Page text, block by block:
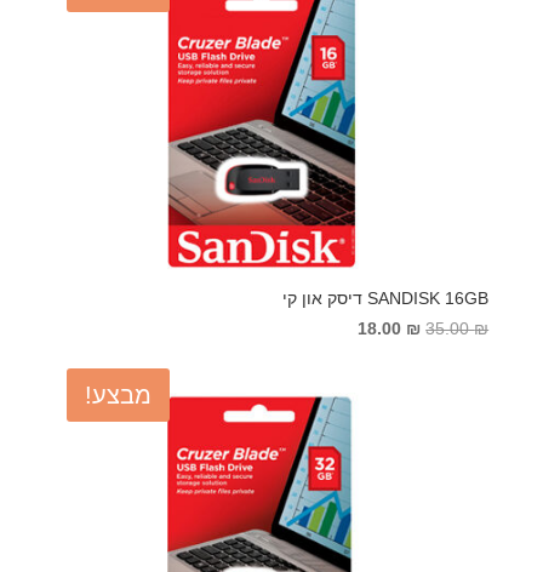
SANDISK 16GB דיסק און קי
35.00₪
המחיר
18.00 ₪
המחיר
18.00 ₪.
מבצע!